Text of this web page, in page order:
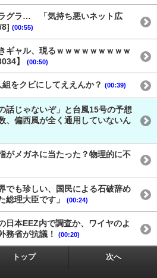
グラ… 「気持ち悪いネット広
8] (00:55)
ギャル、現るｗｗｗｗｗｗｗｗｗ
】
(00:50)
をクビにしてええんか？ (00:39)
話じゃないぞ」と台風15号の予想
、偏西風が全く通用していないん
がメガネに当たった？物理的に不
でも珍しい、国民による石破辞め
総理大臣です」
(00:24)
日本EEZ内で調査か、ワイヤのよ
務省が抗議！
(00:20)
トップ 次へ